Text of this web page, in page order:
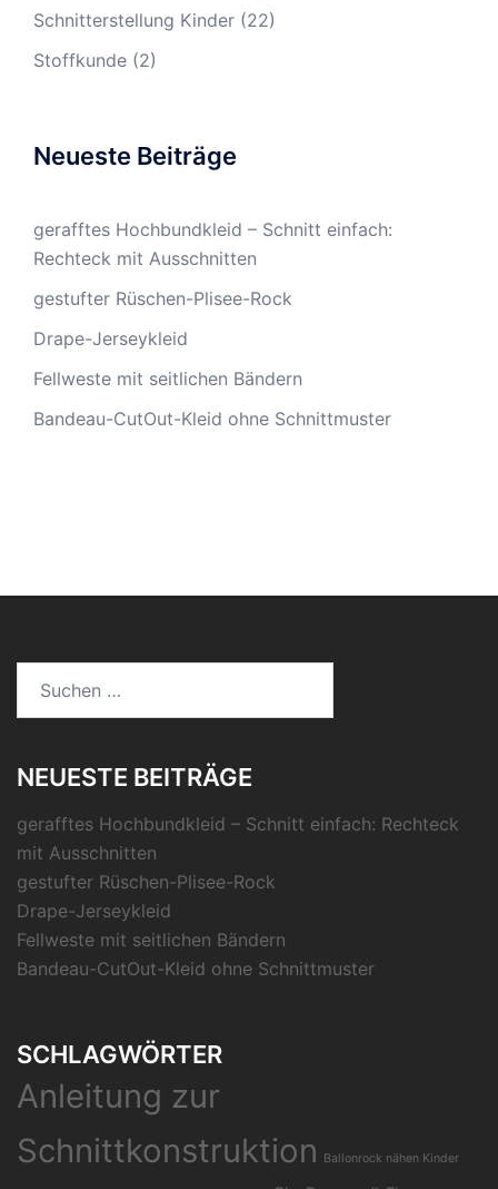
Schnitterstellung Kinder (22)
Stoffkunde (2)
Neueste Beiträge
gerafftes Hochbundkleid – Schnitt einfach:
Rechteck mit Ausschnitten
gestufter Rüschen-Plisee-Rock
Drape-Jerseykleid
Fellweste mit seitlichen Bändern
Bandeau-CutOut-Kleid ohne Schnittmuster
nach:
NEUESTE BEITRÄGE
gerafftes Hochbundkleid – Schnitt einfach: Rechteck
mit Ausschnitten
gestufter Rüschen-Plisee-Rock
Drape-Jerseykleid
Fellweste mit seitlichen Bändern
Bandeau-CutOut-Kleid ohne Schnittmuster
SCHLAGWÖRTER
Anleitung zur
Schnittkonstruktion
Ballonrock nähen Kinder